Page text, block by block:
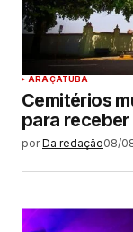
ARAÇATUBA
Cemitérios
para
por Da redação08/